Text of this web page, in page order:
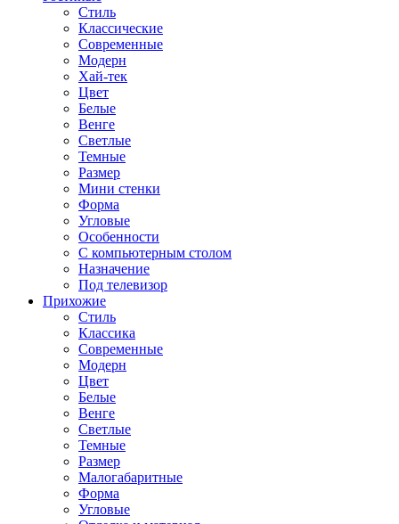
Стиль
Классические
Современные
Модерн
Хай-тек
Цвет
Белые
Венге
Светлые
Темные
Размер
Мини стенки
Форма
Угловые
Особенности
С компьютерным столом
Назначение
Под телевизор
Прихожие
Стиль
Классика
Современные
Модерн
Цвет
Белые
Венге
Светлые
Темные
Размер
Малогабаритные
Форма
Угловые